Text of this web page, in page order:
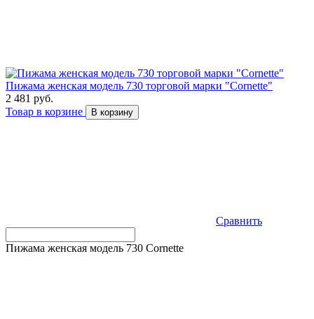
Пижама женская модель 730 торговой марки "Cornette"
2 481 руб.
Товар в корзине
В корзину
Сравнить
Пижама женская модель 730 Cornette